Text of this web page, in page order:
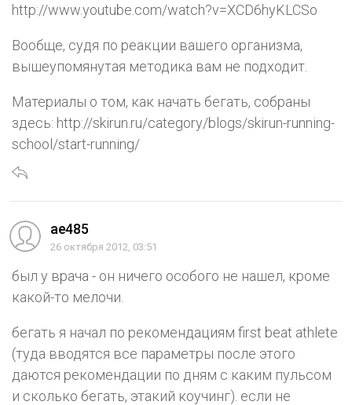
http://www.youtube.com/watch?v=XCD6hyKLCSo
Вообще, судя по реакции вашего организма,
вышеупомянутая методика вам не подходит.
Материалы о том, как начать бегать, собраны
здесь: http://skirun.ru/category/blogs/skirun-running-
school/start-running/
ae485
26 октября 2012, 03:51
был у врача - он ничего особого не нашел, кроме
какой-то мелочи.
бегать я начал по рекомендациям first beat athlete
(туда вводятся все параметры после этого
даются рекомендации по дням с каким пульсом
и сколько бегать, этакий коучинг). если не